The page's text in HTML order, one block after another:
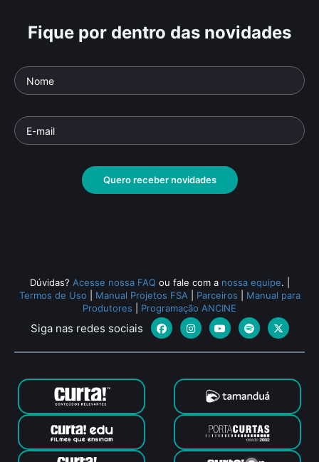
Fique por dentro das novidades
Quero receber novidades
Dúvidas? Acesse nossa FAQ ou fale com a nossa equipe.
Termos de Uso
Manual Projetos FSA Parceiros
Manual para
Produtores
Programação ANCINE
Siga nas redes sociais